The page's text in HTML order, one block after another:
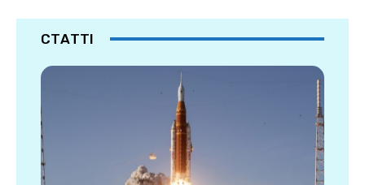
СТАТТІ